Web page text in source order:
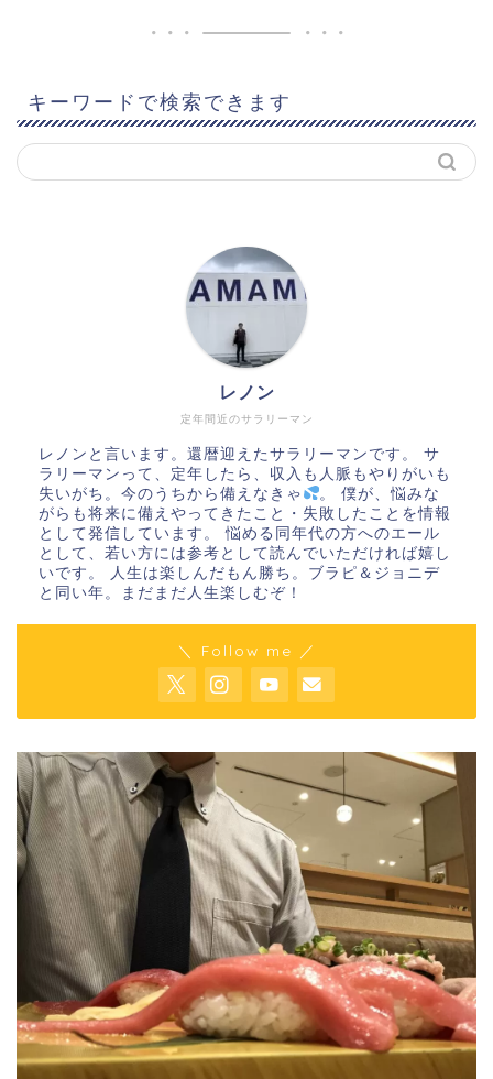
キーワードで検索できます
定年間近のサラリーマン
レノン
レノンと言います。還暦迎えたサラリーマンです。 サ
ラリーマンって、定年したら、収入も人脈もやりがいも
失いがち。今のうちから備えなきゃ
。 僕が、悩みな
がらも将来に備えやってきたこと・失敗したことを情報
として発信しています。 悩める同年代の方へのエール
として、若い方には参考として読んでいただければ嬉し
いです。 人生は楽しんだもん勝ち。ブラピ＆ジョニデ
と同い年。まだまだ人生楽しむぞ！
＼ Follow me ／